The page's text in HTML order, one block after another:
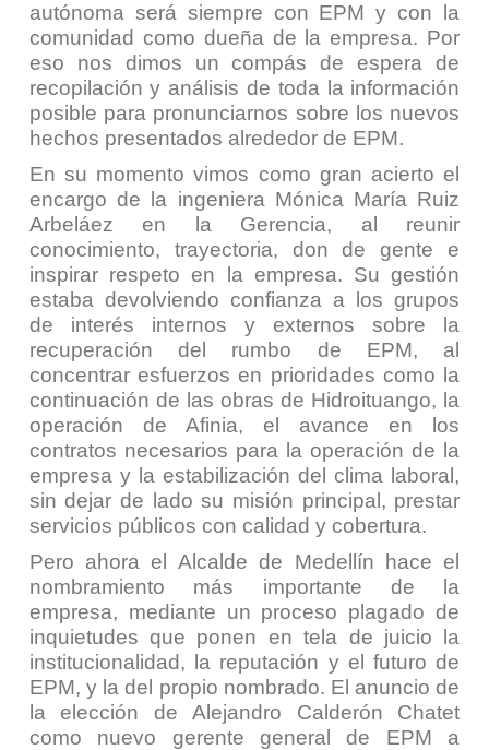
autónoma será siempre con EPM y con la
comunidad como dueña de la empresa. Por
eso nos dimos un compás de espera de
recopilación y análisis de toda la información
posible para pronunciarnos sobre los nuevos
hechos presentados alrededor de EPM.
En su momento vimos como gran acierto el
encargo de la ingeniera Mónica María Ruiz
Arbeláez en la Gerencia, al reunir
conocimiento, trayectoria, don de gente e
inspirar respeto en la empresa. Su gestión
estaba devolviendo confianza a los grupos
de interés internos y externos sobre la
recuperación del rumbo de EPM, al
concentrar esfuerzos en prioridades como la
continuación de las obras de Hidroituango, la
operación de Afinia, el avance en los
contratos necesarios para la operación de la
empresa y la estabilización del clima laboral,
sin dejar de lado su misión principal, prestar
servicios públicos con calidad y cobertura.
Pero ahora el Alcalde de Medellín hace el
nombramiento más importante de la
empresa, mediante un proceso plagado de
inquietudes que ponen en tela de juicio la
institucionalidad, la reputación y el futuro de
EPM, y la del propio nombrado. El anuncio de
la elección de Alejandro Calderón Chatet
como nuevo gerente general de EPM a